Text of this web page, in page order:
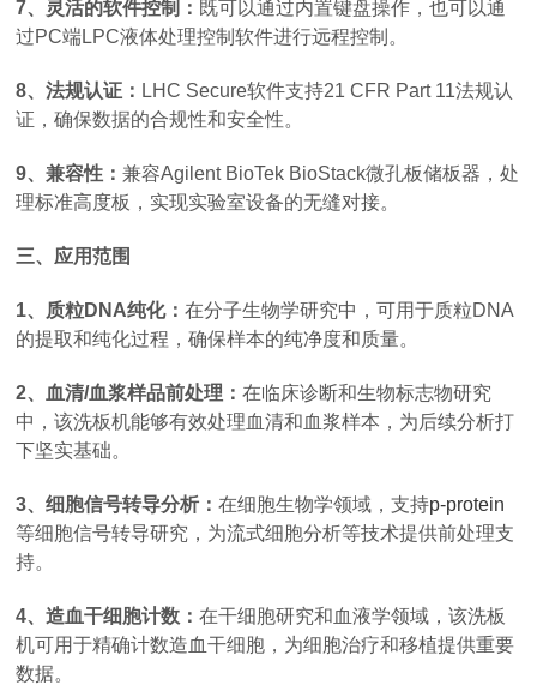
7、灵活的软件控制： 既可以通过内置键盘操作，也可以通
过PC端LPC液体处理控制软件进行远程控制。
8、法规认证： LHC Secure软件支持21 CFR Part 11法规认
证，确保数据的合规性和安全性。
9、兼容性：兼容Agilent BioTek BioStack微孔板储板器，处
理标准高度板，实现实验室设备的无缝对接。
三、应用范围
1、质粒DNA纯化：在分子生物学研究中，可用于质粒DNA
的提取和纯化过程，确保样本的纯净度和质量。
2、血清/血浆样品前处理：在临床诊断和生物标志物研究
中，该洗板机能够有效处理血清和血浆样本，为后续分析打
下坚实基础。
3、细胞信号转导分析：在细胞生物学领域，支持p-protein
等细胞信号转导研究，为流式细胞分析等技术提供前处理支
持。
4、造血干细胞计数：在干细胞研究和血液学领域，该洗板
机可用于精确计数造血干细胞，为细胞治疗和移植提供重要
数据。